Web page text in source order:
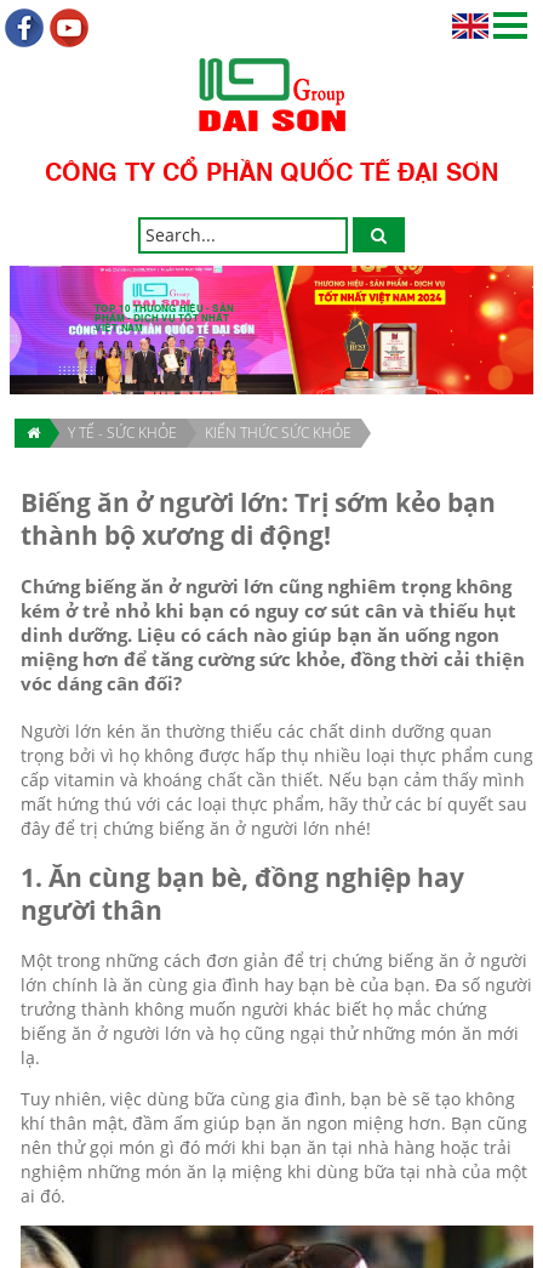
CÔNG TY CỔ PHẦN QUỐC TẾ ĐẠI SƠN
TOP 10 THƯƠNG HIỆU - SẢN
PHẨM - DỊCH VỤ TỐT NHẤT
VIỆT NAM
Y TẾ - SỨC KHỎE KIẾN THỨC SỨC KHỎE
Biếng ăn ở người lớn: Trị sớm kẻo bạn
thành bộ xương di động!
Chứng biếng ăn ở người lớn cũng nghiêm trọng không
kém ở trẻ nhỏ khi bạn có nguy cơ sút cân và thiếu hụt
dinh dưỡng. Liệu có cách nào giúp bạn ăn uống ngon
miệng hơn để tăng cường sức khỏe, đồng thời cải thiện
vóc dáng cân đối?
Người lớn kén ăn thường thiếu các chất dinh dưỡng quan
trọng bởi vì họ không được hấp thụ nhiều loại thực phẩm cung
cấp vitamin và khoáng chất cần thiết. Nếu bạn cảm thấy mình
mất hứng thú với các loại thực phẩm, hãy thử các bí quyết sau
đây để trị chứng biếng ăn ở người lớn nhé!
1. Ăn cùng bạn bè, đồng nghiệp hay
người thân
Một trong những cách đơn giản để trị chứng biếng ăn ở người
lớn chính là ăn cùng gia đình hay bạn bè của bạn. Đa số người
trưởng thành không muốn người khác biết họ mắc chứng
biếng ăn ở người lớn và họ cũng ngại thử những món ăn mới
lạ.
Tuy nhiên, việc dùng bữa cùng gia đình, bạn bè sẽ tạo không
khí thân mật, đầm ấm giúp bạn ăn ngon miệng hơn. Bạn cũng
nên thử gọi món gì đó mới khi bạn ăn tại nhà hàng hoặc trải
nghiệm những món ăn lạ miệng khi dùng bữa tại nhà của một
ai đó.